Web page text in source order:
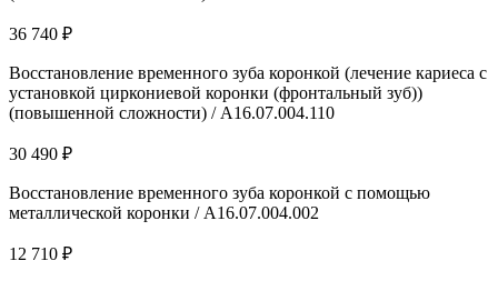
36 740 ₽
Восстановление временного зуба коронкой (лечение кариеса с
установкой циркониевой коронки (фронтальный зуб))
(повышенной сложности) / A16.07.004.110
30 490 ₽
Восстановление временного зуба коронкой с помощью
металлической коронки / A16.07.004.002
12 710 ₽